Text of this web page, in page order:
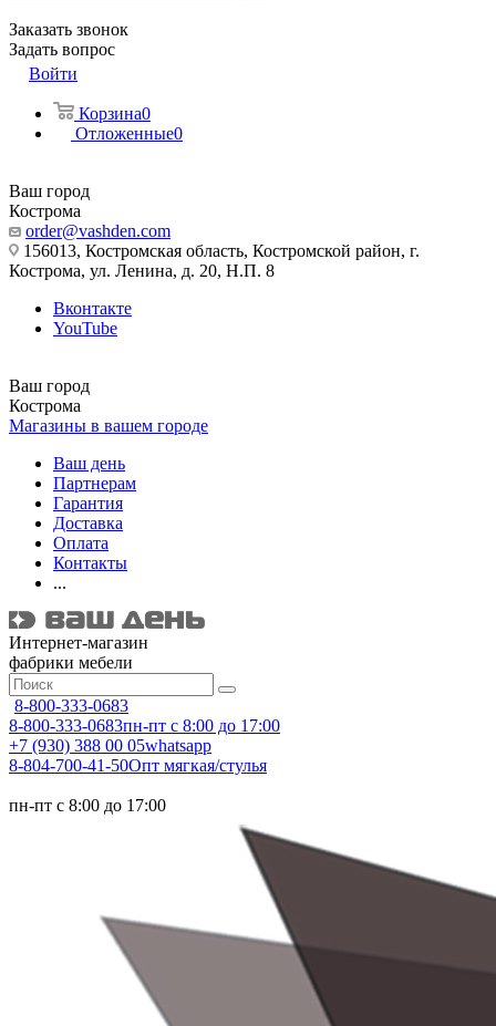
Заказать звонок
Задать вопрос
Войти
Корзина0
Отложенные0
Ваш город
Кострома
order@vashden.com
156013, Костромская область, Костромской район, г.
Кострома, ул. Ленина, д. 20, Н.П. 8
Вконтакте
YouTube
Ваш город
Кострома
Магазины в вашем городе
Ваш день
Партнерам
Гарантия
Доставка
Оплата
Контакты
...
Интернет-магазин
фабрики мебели
8-800-333-0683
8-800-333-0683пн-пт с 8:00 до 17:00
+7 (930) 388 00 05whatsapp
8-804-700-41-50Опт мягкая/стулья
пн-пт с 8:00 до 17:00